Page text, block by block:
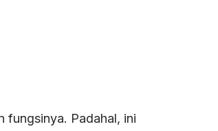
fungsinya. Padahal, ini